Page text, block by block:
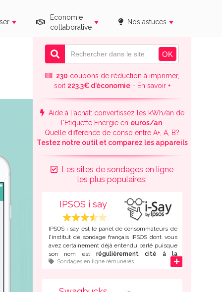
Economie
collaborative
Nos astuces
230 coupons de réduction à imprimer,
soit 223.3€ d'économie- En savoir +
Aide à l'achat: convertissez les kWh/an de
l'Etiquette Energie en euros/an.
Quelle différence de conso entre A+, A, B?
Testez notre outil et comparez les appareils
Les sites de sondages en ligne
les plus populaires:
IPSOS i say
IPSOS i say est le panel de consommateurs de
l'institut de sondage français IPSOS dont vous
avez certainement déjà entendu parlé puisque
son nom est régulièrement cité à la
télévision et dans la presse.
Sondages en ligne rémunérés